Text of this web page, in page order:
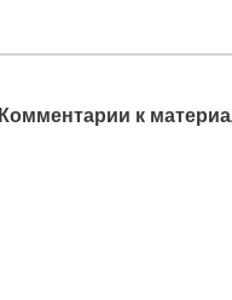
Комментарии к